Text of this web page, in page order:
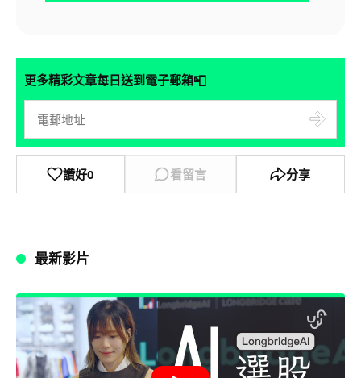
更多精彩文章每日送到電子郵箱📮
讚好0 看留言 分享
最新影片